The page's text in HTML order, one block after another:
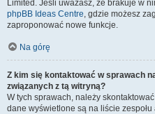
Limited. Jeśli uważasz, że brakuje w
phpBB Ideas Centre, gdzie możesz
zaproponować nowe funkcje.
Na górę
Z kim się kontaktować w sprawach
związanych z tą witryną?
W tych sprawach, należy
dane wyświetlone są na liście